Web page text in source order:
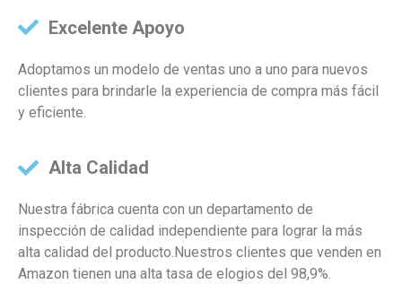
Excelente Apoyo
Adoptamos un modelo de ventas uno a uno para nuevos
clientes para brindarle la experiencia de compra más fácil
y eficiente.
Alta Calidad
Nuestra fábrica cuenta con un departamento de
inspección de calidad independiente para lograr la más
alta calidad del producto.Nuestros clientes que venden en
Amazon tienen una alta tasa de elogios del 98,9%.